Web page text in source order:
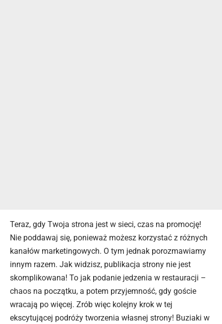
Teraz, gdy Twoja strona jest w sieci, czas na promocję!
Nie poddawaj się, ponieważ możesz korzystać z różnych
kanałów marketingowych. O tym jednak porozmawiamy
innym razem. Jak widzisz, publikacja strony nie jest
skomplikowana! To jak podanie jedzenia w restauracji –
chaos na początku, a potem przyjemność, gdy goście
wracają po więcej. Zrób więc kolejny krok w tej
ekscytującej podróży tworzenia własnej strony! Buziaki w